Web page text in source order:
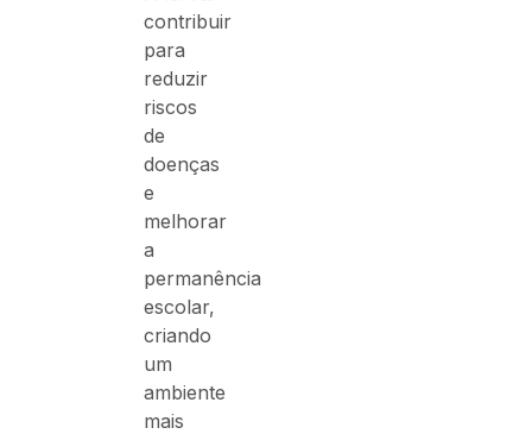
contribuir
para
reduzir
riscos
de
doenças
e
melhorar
a
permanência
escolar,
criando
um
ambiente
mais